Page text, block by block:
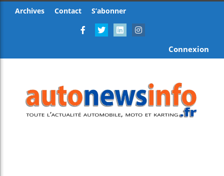
Archives Contact S’abonner
Connexion